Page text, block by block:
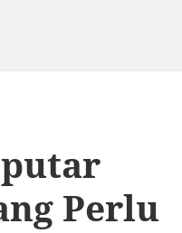
Perlu